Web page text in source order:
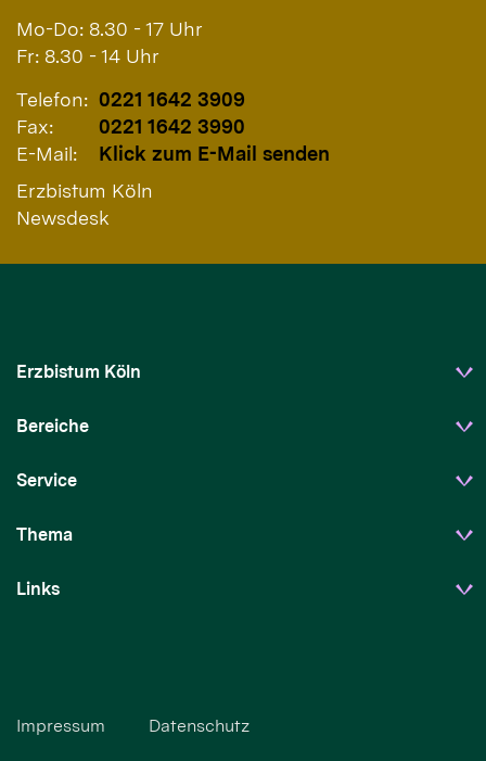
Mo-Do: 8.30 - 17 Uhr
Fr: 8.30 - 14 Uhr
Telefon: 0221 1642 3909
Fax:
0221 1642 3990
E-Mail:
Klick zum E-Mail senden
Erzbistum Köln
Newsdesk
Erzbistum Köln
Bereiche
Service
Thema
Links
Impressum Datenschutz